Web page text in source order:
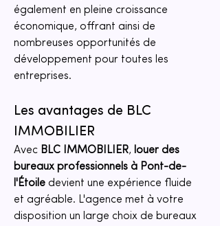
également en pleine croissance
économique, offrant ainsi de
nombreuses opportunités de
développement pour toutes les
entreprises.
Les avantages de BLC
IMMOBILIER
Avec BLC IMMOBILIER, louer des
bureaux professionnels à Pont-de-
l'Étoile devient une expérience fluide
et agréable. L'agence met à votre
disposition un large choix de bureaux